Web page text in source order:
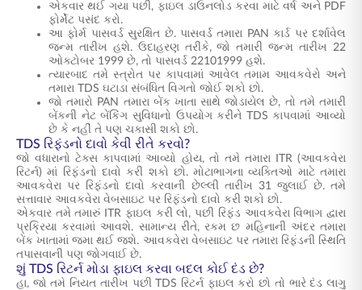
એકવાર થઈ ગયા પછી, ફાઇલ ડાઉનલોડ કરવા માટે વર્ષ અને PDF
ફોર્મેટ પસંદ કરો.
આ ફોર્મ પાસવર્ડ સુરક્ષિત છે. પાસવર્ડ તમારા PAN કાર્ડ પર દર્શાવેલ
જન્મ તારીખ હશે. ઉદાહરણ તરીકે, જો તમારી જન્મ તારીખ 22
ઓક્ટોબર 1999 છે, તો પાસવર્ડ 22101999 હશે.
ત્યારબાદ તમે સ્ત્રોત પર કાપવામાં આવેલ તમામ આવકવેરો અને
તમારા TDS ઘટાડા સંબંધિત વિગતો જોઈ શકો છો.
જો તમારો PAN તમારા બેંક ખાતા સાથે જોડાયેલ છે, તો તમે તમારી
બેંકની નેટ બેંકિંગ સુવિધાનો ઉપયોગ કરીને TDS કાપવામાં આવ્યો
છે કે નહીં તે પણ ચકાસી શકો છો.
TDS રિફંડનો દાવો કેવી રીતે કરવો?
જો વધારાનો ટેક્સ કાપવામાં આવ્યો હોય, તો તમે તમારા ITR (આવકવેરા
રિટર્ન) માં રિફંડનો દાવો કરી શકો છો. મોટાભાગના વ્યક્તિઓ માટે તમારા
આવકવેરા પર રિફંડનો દાવો કરવાની છેલ્લી તારીખ 31 જુલાઈ છે. તમે
સત્તાવાર આવકવેરા વેબસાઇટ પર રિફંડનો દાવો કરી શકો છો.
એકવાર તમે તમારું ITR ફાઇલ કરી લો, પછી રિફંડ આવકવેરા વિભાગ દ્વારા
પ્રક્રિયા કરવામાં આવશે. સામાન્ય રીતે, રકમ છ મહિનાની અંદર તમારા
બેંક ખાતામાં જમા થઈ જશે. આવકવેરા વેબસાઇટ પર તમારા રિફંડની સ્થિતિ
તપાસવાની પણ જોગવાઈ છે.
શું TDS રિટર્ન મોડા ફાઇલ કરવા બદલ કોઈ દંડ છે?
હા, જો તમે નિયત તારીખ પછી TDS રિટર્ન ફાઇલ કરો છો તો ભારે દંડ લાગુ